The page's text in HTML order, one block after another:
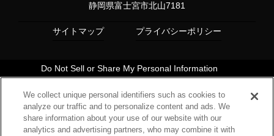
静岡県富士宮市北山7181
サイトマップ プライバシーポリシー
Do Not Sell or Share My Personal Information
Copyright© 1997 HKS Co., Ltd. all rights reserved.
We collect unique personal identifiers such as cookies to
analyze our traffic and to personalize content and ads. We
share information about your use of our website with our
analytics and advertising partners, who may combine it with